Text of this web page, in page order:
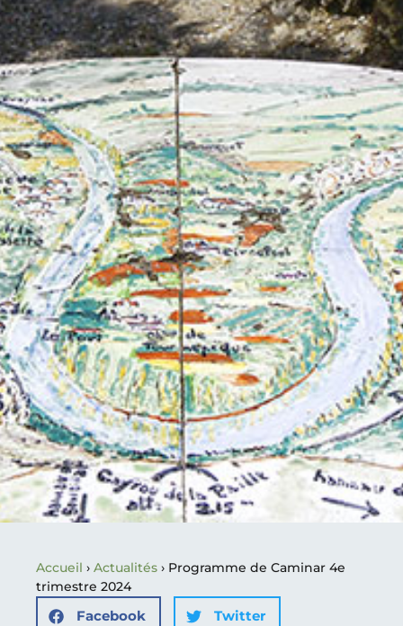
Accueil › Actualités › Programme de Caminar 4e
trimestre 2024
Facebook Twitter